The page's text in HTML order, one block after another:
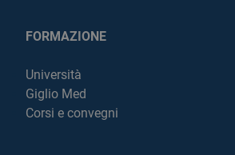
FORMAZIONE
Università
Giglio Med
Corsi e convegni